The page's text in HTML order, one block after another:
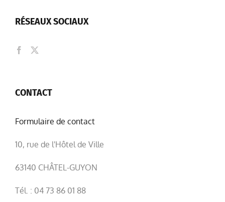
RÉSEAUX SOCIAUX
CONTACT
Formulaire de contact
10, rue de l'Hôtel de Ville
63140 CHÂTEL-GUYON
Tél. : 04 73 86 01 88